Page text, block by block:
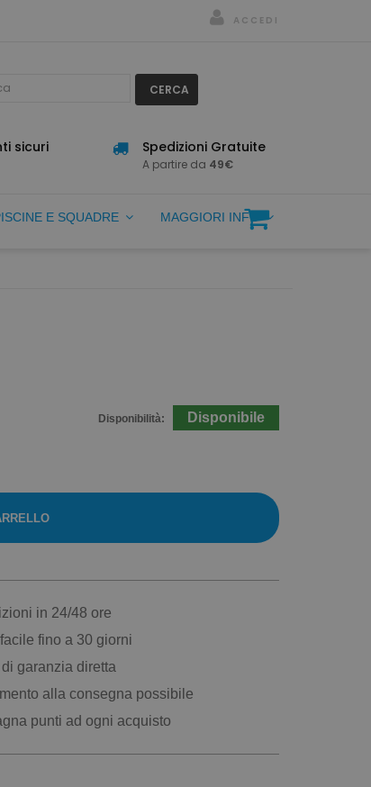
ACCEDI
CERCA
sicuri Spedizioni Gratuite
A partire da 49€
E SQUADRE MAGGIORI INFO
Disponibilità: Disponibile
in 24/48 ore
fino a 30 giorni
garanzia diretta
alla consegna possibile
punti ad ogni acquisto